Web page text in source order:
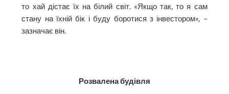
то хай дістає їх на білий світ. «Якщо так, то я сам
стану на їхній бік і буду боротися з інвестором», –
зазначає він.
Розвалена будівля